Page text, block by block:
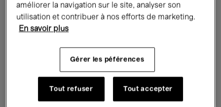
Expositions
Picture Perfect
Beauty through a Contemporary Lens
améliorer la navigation sur le site, analyser son
utilisation et contribuer à nos efforts de marketing.
En savoir plus
Gérer les péférences
Tout refuser Tout accepter